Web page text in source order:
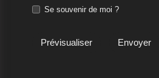
Se souvenir de moi ?